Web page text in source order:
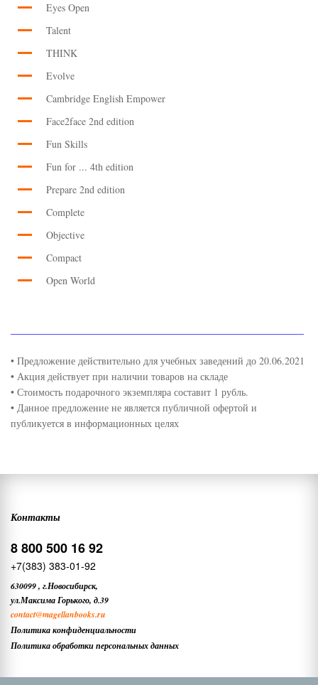
Eyes Open
Talent
THINK
Evolve
Cambridge English Empower
Face2face 2nd edition
Fun Skills
Fun for ... 4th edition
Prepare 2nd edition
Complete
Objective
Compact
Open World
• Предложение действительно для учебных заведений до 20.06.2021
• Акция действует при наличии товаров на складе
• Стоимость подарочного экземпляра составит 1 рубль.
• Данное предложение не является публичной офертой и
публикуется в информационных целях
Контакты
8 800 500 16 92
+7(383) 383-01-92
630099, г.Новосибирск,
ул.Максима Горького, д.39
contact@magellanbooks.ru
Политика конфиденциальности
Политика обработки персональных данных